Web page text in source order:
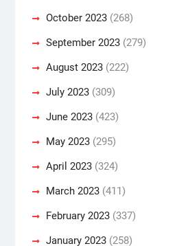
October 2023(268)
September 2023(279)
August 2023(222)
July 2023(309)
June 2023(423)
May 2023(295)
April 2023(324)
March 2023(411)
February 2023(337)
January 2023(258)